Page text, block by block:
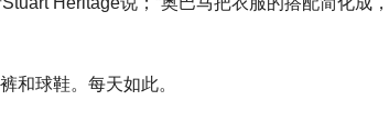
和球鞋。每天如此。